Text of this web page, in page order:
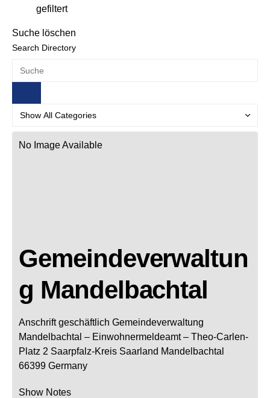
gefiltert
Suche löschen
Search Directory
No Image Available
Gemeindeverwaltun
g Mandelbachtal
Anschrift geschäftlich Gemeindeverwaltung
Mandelbachtal – Einwohnermeldeamt – Theo-Carlen-
Platz 2 Saarpfalz-Kreis Saarland Mandelbachtal
66399 Germany
Show Notes